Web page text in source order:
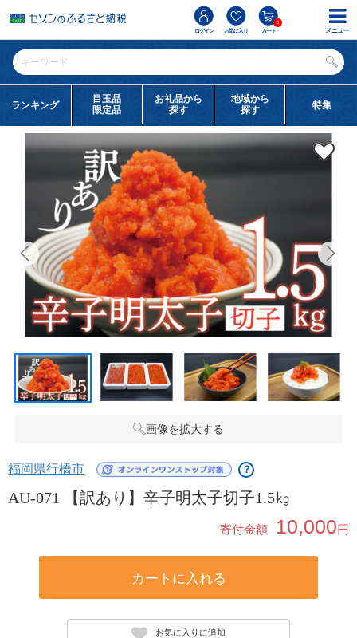
ログイン お気に入り カート
0
ランキング
目玉品
限定品
お礼品から
探す
地域から
探す
特集
画像を拡大する
福岡県行橋市 ？
AU-071 【訳あり】辛子明太子切子1.5㎏
寄付金額 10,000円
カートに入れる
お気に入りに追加
メニュー